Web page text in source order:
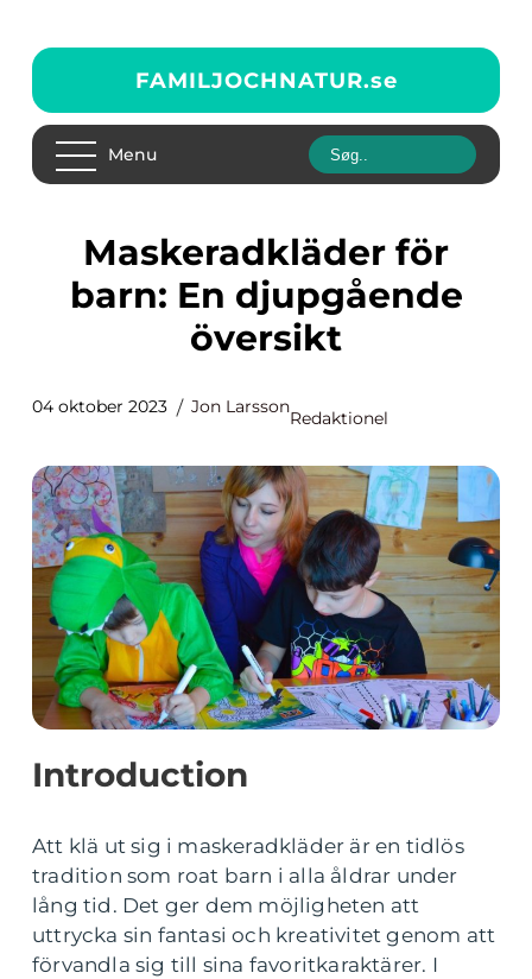
FAMILJOCHNATUR.se
Menu
Maskeradkläder för
barn: En djupgående
översikt
04 oktober 2023 Jon Larsson
Redaktionel
Introduction
Att klä ut sig i maskeradkläder är en tidlös
tradition som roat barn i alla åldrar under
lång tid. Det ger dem möjligheten att
uttrycka sin fantasi och kreativitet genom att
förvandla sig till sina favoritkaraktärer. I